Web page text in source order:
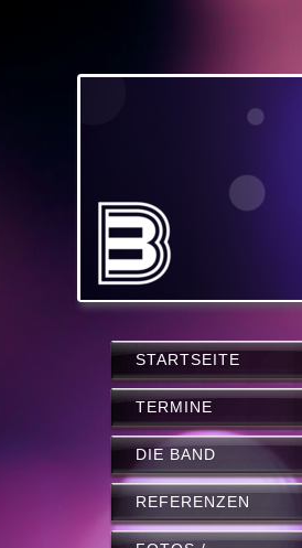
STARTSEITE
TERMINE
DIE BAND
REFERENZEN